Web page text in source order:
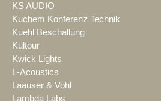
KS AUDIO
Kuchem Konferenz Technik
Kuehl Beschallung
Kultour
Kwick Lights
L-Acoustics
Laauser & Vohl
Lambda Labs